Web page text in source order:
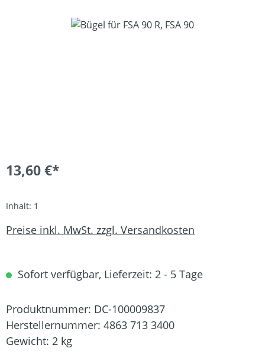
Bildergalerie überspringen
13,60 €*
Inhalt: 1
Preise inkl. MwSt. zzgl. Versandkosten
Sofort verfügbar, Lieferzeit: 2 - 5 Tage
Produktnummer: DC-100009837
Herstellernummer: 4863 713 3400
Gewicht: 2 kg